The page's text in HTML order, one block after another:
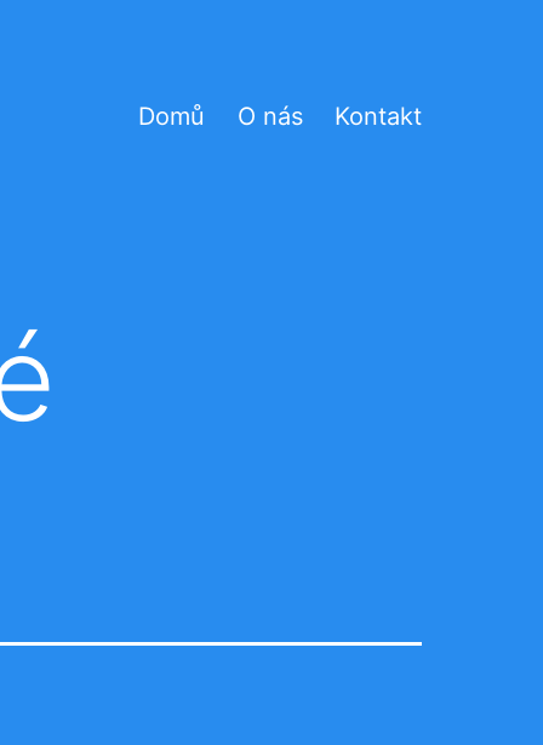
Domů O nás Kontakt